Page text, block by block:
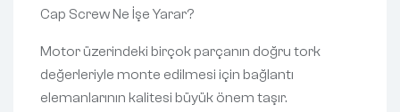
Cap Screw Ne İşe Yarar?
Motor üzerindeki birçok parçanın doğru tork
değerleriyle monte edilmesi için bağlantı
elemanlarının kalitesi büyük önem taşır.